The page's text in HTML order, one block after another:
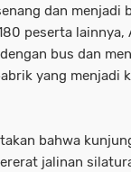
dan menjadi
peserta lainnya,
bus dan
yang menjadi
bahwa
jalinan